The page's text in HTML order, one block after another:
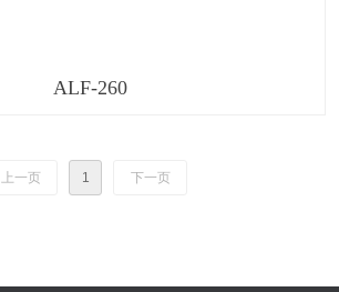
ALF-260
上一页 1 下一页